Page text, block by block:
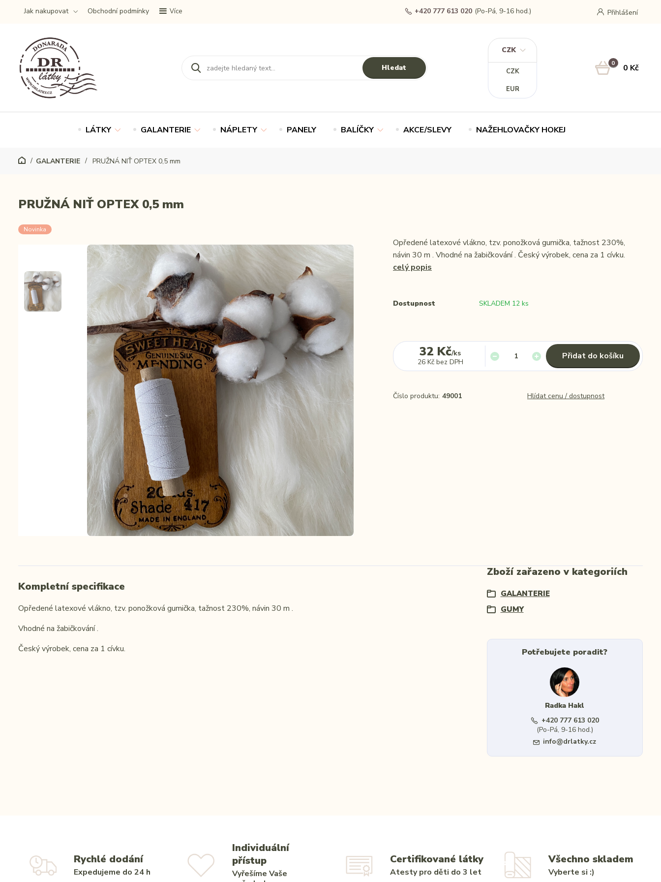
Jak nakupovat Obchodní podmínky Více
CZK
CZK
EUR
Přihlášení
Hledat
+420 777 613 020 (Po-Pá, 9-16 hod.)
0 0 Kč
LÁTKY GALANTERIE NÁPLETY PANELY BALÍČKY AKCE/SLEVY NAŽEHLOVAČKY HOKEJ
GALANTERIE PRUŽNÁ NIŤ OPTEX 0,5 mm
PRUŽNÁ NIŤ OPTEX 0,5 mm
Novinka
Opředené latexové vlákno, tzv. ponožková gumička, tažnost 230%,
návin 30 m . Vhodné na žabičkování . Český výrobek, cena za 1 cívku.
celý popis
Dostupnost SKLADEM 12 ks
32 Kč/ks
26 Kč bez DPH
Přidat do košíku
Číslo produktu: 49001 Hlídat cenu / dostupnost
Kompletní specifikace
Opředené latexové vlákno, tzv. ponožková gumička, tažnost 230%, návin 30 m .
Vhodné na žabičkování .
Český výrobek, cena za 1 cívku.
Zboží zařazeno v kategoriích
GALANTERIE
GUMY
Potřebujete poradit?
Radka Hakl
+420 777 613 020
(Po-Pá, 9-16 hod.)
info@drlatky.cz
Rychlé dodání
Expedujeme do 24 h
Individuální
přístup
Vyřešíme Vaše
Certifikované látky
Atesty pro děti do 3 let
Všechno skladem
Vyberte si :)